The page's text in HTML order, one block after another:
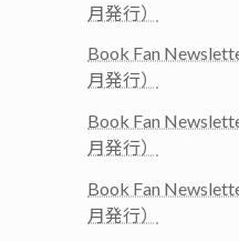
月発行）
Book Fan
月発行）
Book Fan
月発行）
Book Fan
月発行）